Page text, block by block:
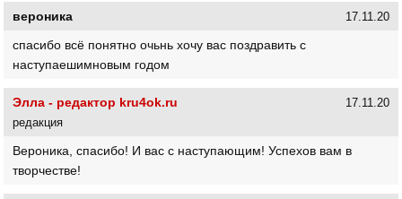
вероника 17.11.20
спасибо всё понятно очьнь хочу вас поздравить с
наступаешимновым годом
Элла - редактор kru4ok.ru
редакция
17.11.20
Вероника, спасибо! И вас с наступающим! Успехов вам в
творчестве!